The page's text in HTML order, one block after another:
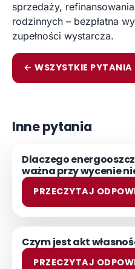
sprzedaży,
rodzinnych – bezpłatna
zupełności wystarcza.
← WSZYSTKIE PYTANIA
Inne pytania
Dlaczego
ważna przy wycenie
PRZECZYTAJ
Czym jest akt
PRZECZYTAJ